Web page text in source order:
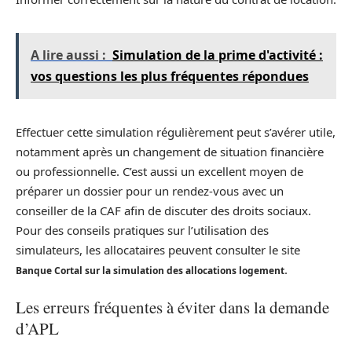
A lire aussi : Simulation de la prime d'activité :
vos questions les plus fréquentes répondues
Effectuer cette simulation régulièrement peut s’avérer utile,
notamment après un changement de situation financière
ou professionnelle. C’est aussi un excellent moyen de
préparer un dossier pour un rendez-vous avec un
conseiller de la CAF afin de discuter des droits sociaux.
Pour des conseils pratiques sur l’utilisation des
simulateurs, les allocataires peuvent consulter le site
Banque Cortal sur la simulation des allocations logement.
Les erreurs fréquentes à éviter dans la demande
d’APL